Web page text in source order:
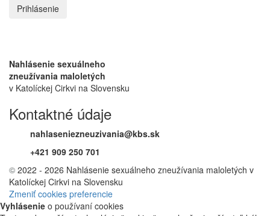
Nahlásenie sexuálneho
zneužívania maloletých
v Katolíckej Cirkvi na Slovensku
Kontaktné údaje
nahlaseniezneuzivania@kbs.sk
+421 909 250 701
© 2022 - 2026 Nahlásenie sexuálneho zneužívania maloletých v
Katolíckej Cirkvi na Slovensku
Zmeniť cookies preferencie
Vyhlásenie o používaní cookies